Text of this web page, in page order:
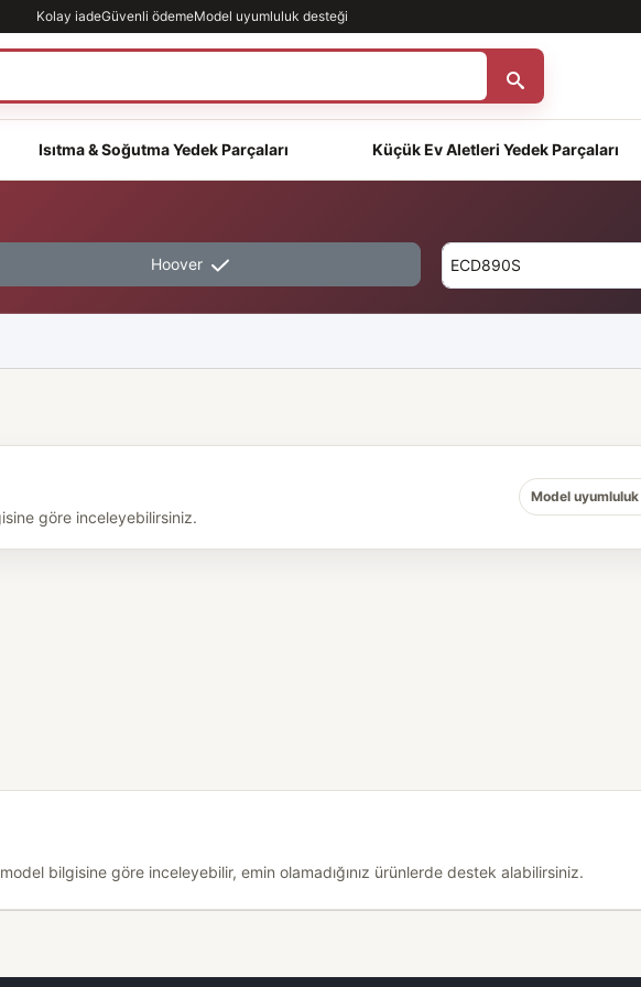
Kolay iadeGüvenli ödemeModel uyumluluk desteği
Isıtma & Soğutma Yedek Parçaları Küçük Ev Aletleri Yedek Parçaları
Hoover
göre inceleyebilirsiniz.
Model
bilgisine göre inceleyebilir, emin olamadığınız ürünlerde destek alabilirsiniz.